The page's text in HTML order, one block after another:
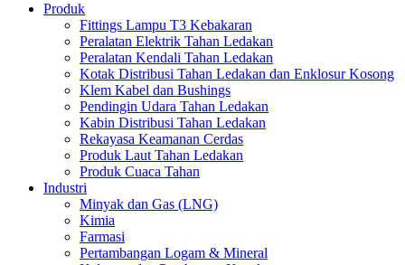
Produk
Fittings Lampu T3 Kebakaran
Peralatan Elektrik Tahan Ledakan
Peralatan Kendali Tahan Ledakan
Kotak Distribusi Tahan Ledakan dan Enklosur Kosong
Klem Kabel dan Bushings
Pendingin Udara Tahan Ledakan
Kabin Distribusi Tahan Ledakan
Rekayasa Keamanan Cerdas
Produk Laut Tahan Ledakan
Produk Cuaca Tahan
Industri
Minyak dan Gas (LNG)
Kimia
Farmasi
Pertambangan Logam & Mineral